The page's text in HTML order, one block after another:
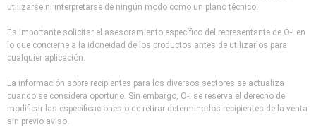
utilizarse ni interpretarse de ningún modo como un plano técnico.
Es importante solicitar el asesoramiento específico del representante de O-I en
lo que concierne a la idoneidad de los productos antes de utilizarlos para
cualquier aplicación.
La información sobre recipientes para los diversos sectores se actualiza
cuando se considera oportuno. Sin embargo, O-I se reserva el derecho de
modificar las especificaciones o de retirar determinados recipientes de la venta
sin previo aviso.